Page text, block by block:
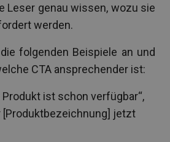
Leser genau wissen, wozu sie
werden.
folgenden Beispiele an und
CTA ansprechender ist:
Produkt ist schon verfügbar“,
[Produktbezeichnung] jetzt